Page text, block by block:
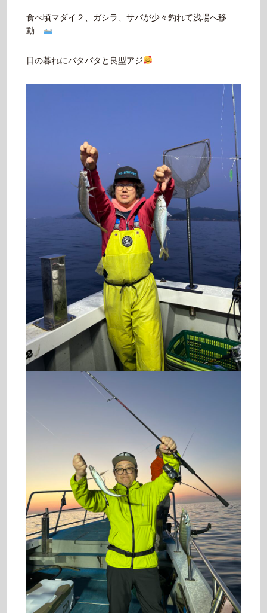
食べ頃マダイ２、ガシラ、サバが少々釣れて浅場へ移
動…
日の暮れにバタバタと良型アジ